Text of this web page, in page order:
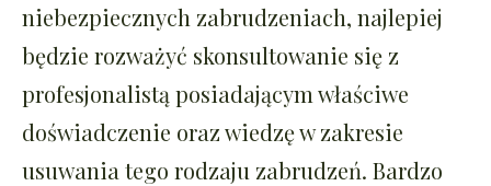
niebezpiecznych zabrudzeniach, najlepiej
będzie rozważyć skonsultowanie się z
profesjonalistą posiadającym właściwe
doświadczenie oraz wiedzę w zakresie
usuwania tego rodzaju zabrudzeń. Bardzo